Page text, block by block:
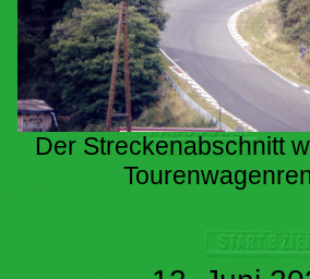
Der Streckenabschnitt